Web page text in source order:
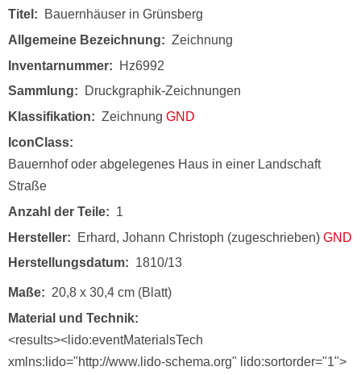
Titel
Bauernhäuser in Grünsberg
Allgemeine Bezeichnung
Zeichnung
Inventarnummer
Hz6992
Sammlung
Druckgraphik-Zeichnungen
Klassifikation
Zeichnung GND
IconClass
Bauernhof oder abgelegenes Haus in einer Landschaft
Straße
Anzahl der Teile
1
Hersteller
Erhard, Johann Christoph (zugeschrieben) GND
Herstellungsdatum
1810/13
Maße
20,8 x 30,4 cm (Blatt)
Material und Technik
<results><lido:eventMaterialsTech
xmlns:lido="http://www.lido-schema.org" lido:sortorder="1">